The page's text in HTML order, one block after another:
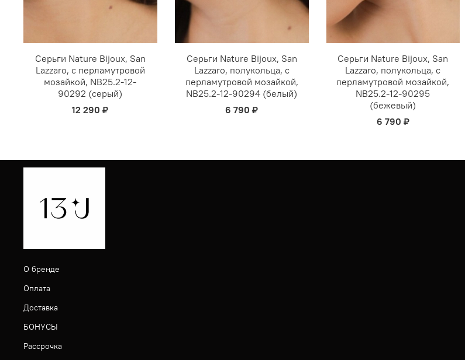
Серьги Nature Bijoux, San
Lazzaro, с перламутровой
мозайкой, NB25.2-12-
90292 (серый)
12 290 ₽
Серьги Nature Bijoux, San
Lazzaro, полукольца, с
перламутровой мозайкой,
NB25.2-12-90294 (белый)
6 790 ₽
Серьги Nature Bijoux, San
Lazzaro, полукольца, с
перламутровой мозайкой,
NB25.2-12-90295
(бежевый)
6 790 ₽
О бренде
Оплата
Доставка
БОНУСЫ
Рассрочка